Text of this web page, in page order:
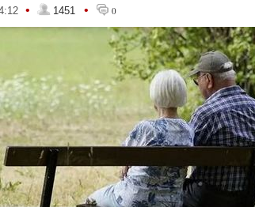
• 1451 • 0